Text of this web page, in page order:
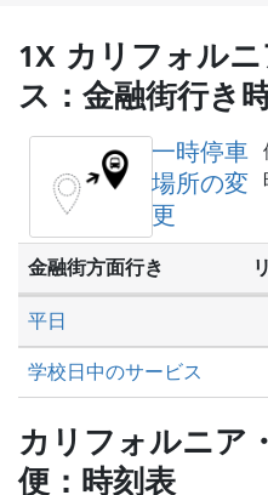
1X カリフォル
ス：金融街行き
一時停車
場所の変
更
金融街方面行き
平日
学校日中のサービス
カリフォルニア
便：時刻表